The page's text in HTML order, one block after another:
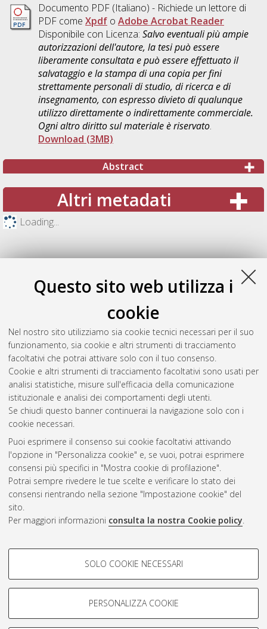
Questo sito web utilizza i
cookie
Nel nostro sito utilizziamo sia cookie tecnici necessari per il suo
funzionamento, sia cookie e altri strumenti di tracciamento
facoltativi che potrai attivare solo con il tuo consenso.
Cookie e altri strumenti di tracciamento facoltativi sono usati per
analisi statistiche, misure sull'efficacia della comunicazione
istituzionale e analisi dei comportamenti degli utenti.
Se chiudi questo banner continuerai la navigazione solo con i
cookie necessari.
Puoi esprimere il consenso sui cookie facoltativi attivando
l'opzione in "Personalizza cookie" e, se vuoi, potrai esprimere
consensi più specifici in "Mostra cookie di profilazione".
Potrai sempre rivedere le tue scelte e verificare lo stato dei
consensi rientrando nella sezione "Impostazione cookie" del
sito.
Per maggiori informazioni consulta la nostra Cookie policy.
COOKIE DI PROFILAZIONE -
Si tratta di cookie utilizzati per analizzare le caratteristiche della
navigazione degli utenti, creare profili in base al loro comportamento
SOLO COOKIE NECESSARI
PERSONALIZZA COOKIE
Documento PDF(Italiano) - Richiede un lettore di
PDF come Xpdfo Adobe Acrobat Reader
Disponibile con Licenza: Salvo eventuali più ampie
autorizzazioni dell'autore, la tesi può essere
liberamente consultata e può essere effettuato il
salvataggio e la stampa di una copia per fini
strettamente personali di studio, di ricerca e di
insegnamento, con espresso divieto di qualunque
utilizzo direttamente o indirettamente commerciale.
Ogni altro diritto sul materiale è riservato.
Download (3MB)
Abstract
Altri metadati
Loading...
Gestione del documento:
Atom
Rss 1.0
Rss 2.0
ISSN: 2038-7946
Impostazioni Cookie
Informativa sulla privacy
Condizioni d’uso del sito